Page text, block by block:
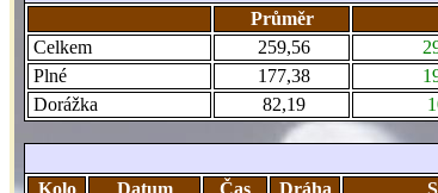
Průměr
Celkem
259,56
Plné
177,38
Dorážka
82,19
Kolo Datum Čas Dráha